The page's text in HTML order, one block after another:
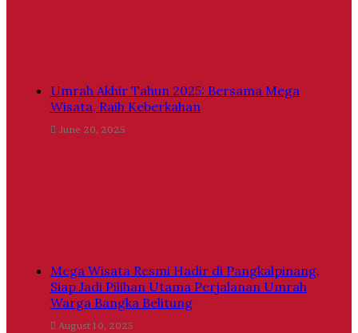
Umrah Akhir Tahun 2025: Bersama Mega
Wisata, Raih Keberkahan
June 20, 2025
Mega Wisata Resmi Hadir di Pangkalpinang,
Siap Jadi Pilihan Utama Perjalanan Umrah
Warga Bangka Belitung
August 10, 2025